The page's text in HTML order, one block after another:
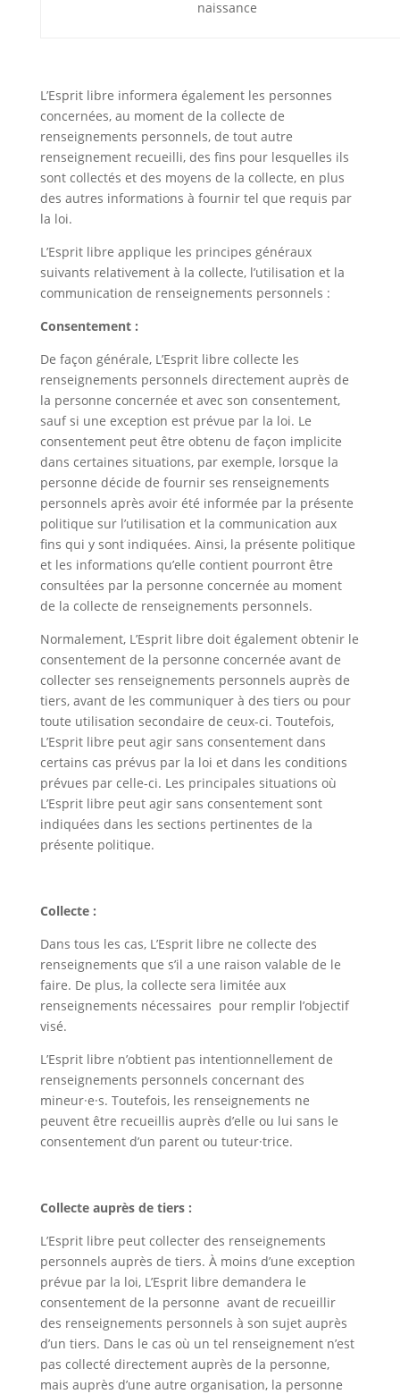
naissance
L’Esprit libre informera également les personnes
concernées, au moment de la collecte de
renseignements personnels, de tout autre
renseignement recueilli, des fins pour lesquelles ils
sont collectés et des moyens de la collecte, en plus
des autres informations à fournir tel que requis par
la loi.
L’Esprit libre applique les principes généraux
suivants relativement à la collecte, l’utilisation et la
communication de renseignements personnels :
Consentement :
De façon générale, L’Esprit libre collecte les
renseignements personnels directement auprès de
la personne concernée et avec son consentement,
sauf si une exception est prévue par la loi. Le
consentement peut être obtenu de façon implicite
dans certaines situations, par exemple, lorsque la
personne décide de fournir ses renseignements
personnels après avoir été informée par la présente
politique sur l’utilisation et la communication aux
fins qui y sont indiquées. Ainsi, la présente politique
et les informations qu’elle contient pourront être
consultées par la personne concernée au moment
de la collecte de renseignements personnels.
Normalement, L’Esprit libre doit également obtenir le
consentement de la personne concernée avant de
collecter ses renseignements personnels auprès de
tiers, avant de les communiquer à des tiers ou pour
toute utilisation secondaire de ceux-ci. Toutefois,
L’Esprit libre peut agir sans consentement dans
certains cas prévus par la loi et dans les conditions
prévues par celle-ci. Les principales situations où
L’Esprit libre peut agir sans consentement sont
indiquées dans les sections pertinentes de la
présente politique.
Collecte :
Dans tous les cas, L’Esprit libre ne collecte des
renseignements que s’il a une raison valable de le
faire. De plus, la collecte sera limitée aux
renseignements nécessaires pour remplir l’objectif
visé.
L’Esprit libre n’obtient pas intentionnellement de
renseignements personnels concernant des
mineur·e·s. Toutefois, les renseignements ne
peuvent être recueillis auprès d’elle ou lui sans le
consentement d’un parent ou tuteur·trice.
Collecte auprès de tiers :
L’Esprit libre peut collecter des renseignements
personnels auprès de tiers. À moins d’une exception
prévue par la loi, L’Esprit libre demandera le
consentement de la personne avant de recueillir
des renseignements personnels à son sujet auprès
d’un tiers. Dans le cas où un tel renseignement n’est
pas collecté directement auprès de la personne,
mais auprès d’une autre organisation, la personne